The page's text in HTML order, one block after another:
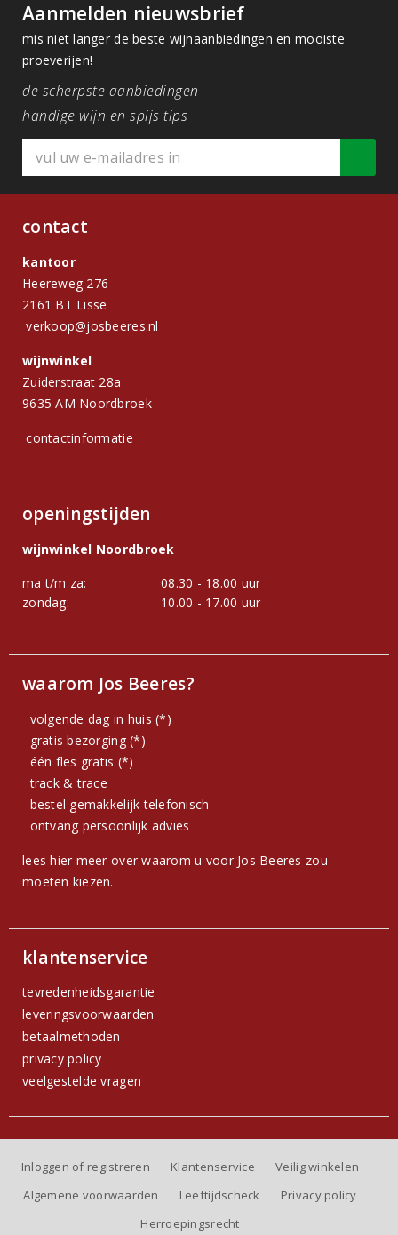
Aanmelden nieuwsbrief
mis niet langer de beste wijnaanbiedingen en mooiste
proeverijen!
de scherpste aanbiedingen
handige wijn en spijs tips
contact
kantoor
Heereweg 276
2161 BT Lisse
verkoop@josbeeres.nl
wijnwinkel
Zuiderstraat 28a
9635 AM Noordbroek
contactinformatie
openingstijden
wijnwinkel Noordbroek
ma t/m za:
08.30 - 18.00 uur
zondag:
10.00 - 17.00 uur
waarom Jos Beeres?
volgende dag in huis (*)
gratis bezorging (*)
één fles gratis (*)
track & trace
bestel gemakkelijk telefonisch
ontvang persoonlijk advies
lees hier meer over waarom u voor Jos Beeres zou
moeten kiezen.
klantenservice
tevredenheidsgarantie
leveringsvoorwaarden
betaalmethoden
privacy policy
veelgestelde vragen
Inloggen of registreren Klantenservice
Veilig winkelen
Algemene voorwaarden
Leeftijdscheck
Privacy policy
Herroepingsrecht